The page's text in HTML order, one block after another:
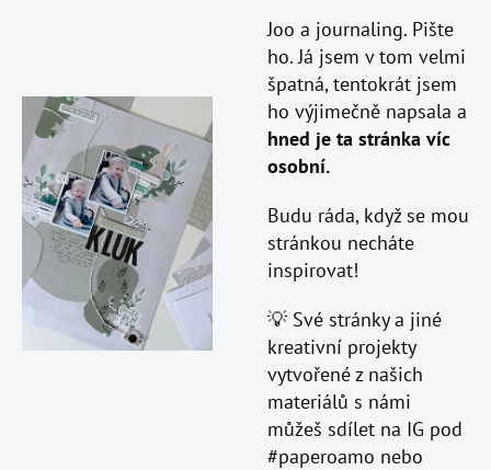
Joo a journaling. Pište
ho. Já jsem v tom velmi
špatná, tentokrát jsem
ho výjimečně napsala a
hned je ta stránka víc
osobní.
Budu ráda, když se mou
stránkou necháte
inspirovat!
💡 Své stránky a jiné
kreativní projekty
vytvořené z našich
materiálů s námi
můžeš sdílet na IG pod
#paperoamo nebo